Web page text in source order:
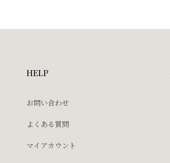
HELP
お問い合わせ
よくある質問
マイアカウント